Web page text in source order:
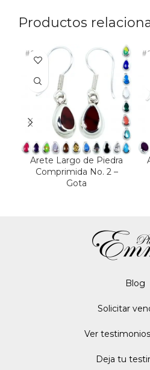
Productos
Arete Largo de Piedra
Comprimida No. 2 –
Gota
Blog
Solicitar
Ver
Deja tu